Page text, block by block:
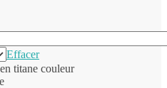
Effacer
titane couleur